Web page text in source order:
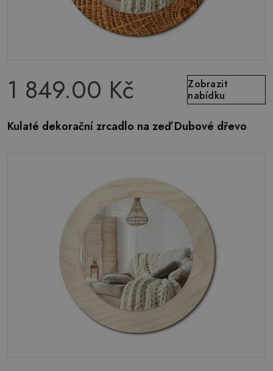
1 849.00 Kč
Zobrazit
nabídku
Kulaté dekorační zrcadlo na zeď Dubové dřevo